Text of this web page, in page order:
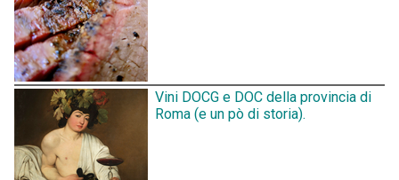
Vini DOCG e DOC della provincia di
Roma (e un pò di storia).